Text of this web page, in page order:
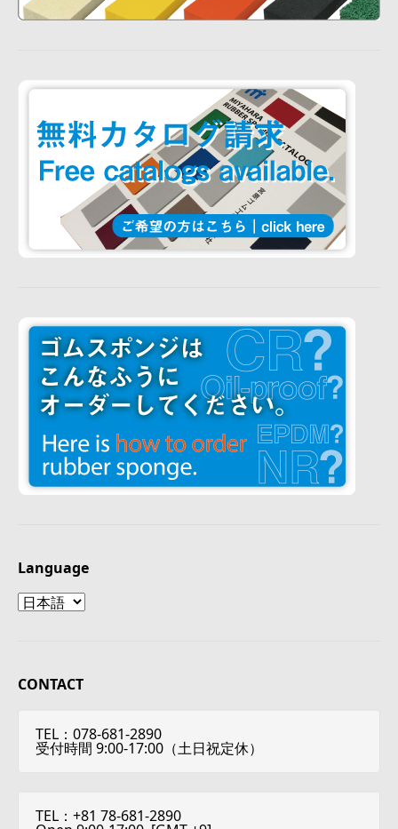
Language
Language
CONTACT
TEL：078-681-2890
受付時間 9:00-17:00（土日祝定休）
TEL：+81 78-681-2890